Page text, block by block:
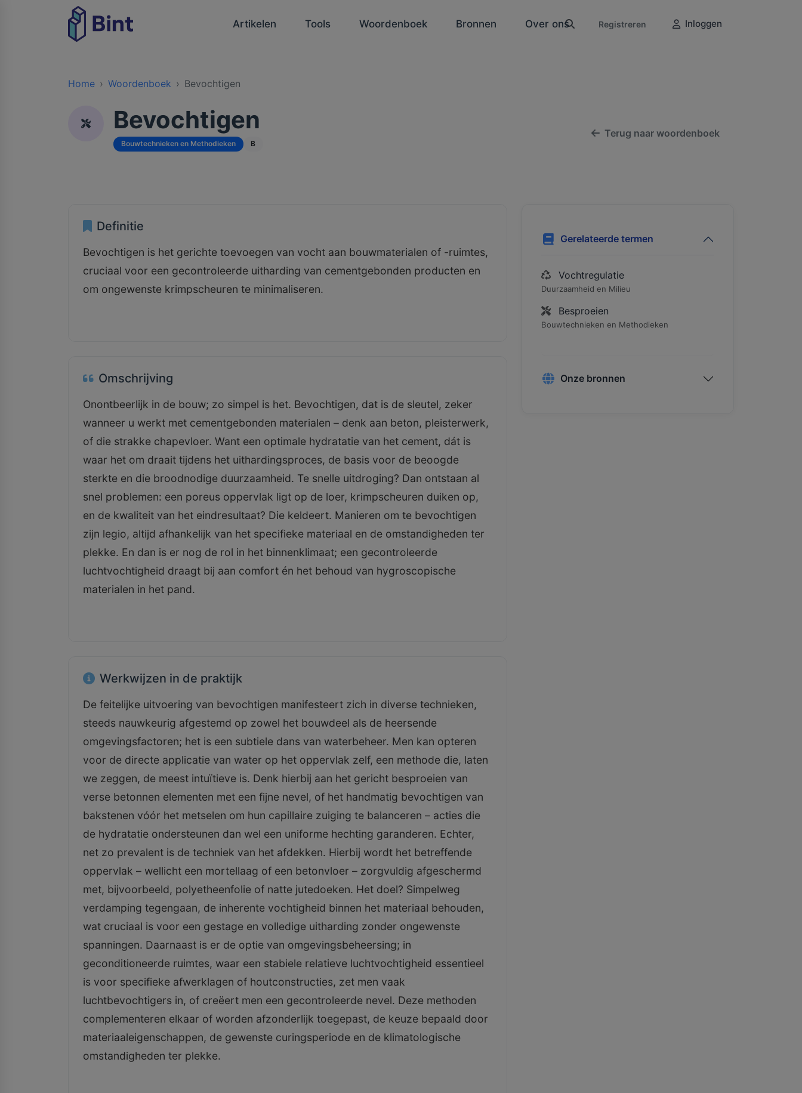
Artikelen Tools Woordenboek Bronnen Over ons Registreren Inloggen
Home Woordenboek Bevochtigen
Bevochtigen
Bouwtechnieken en Methodieken B
Terug naar woordenboek
Definitie
Bevochtigen is het gerichte toevoegen van vocht aan bouwmaterialen of -ruimtes,
cruciaal voor een gecontroleerde uitharding van cementgebonden producten en
om ongewenste krimpscheuren te minimaliseren.
Omschrijving
Onontbeerlijk in de bouw; zo simpel is het. Bevochtigen, dat is de sleutel, zeker
wanneer u werkt met cementgebonden materialen – denk aan beton, pleisterwerk,
of die strakke chapevloer. Want een optimale hydratatie van het cement, dát is
waar het om draait tijdens het uithardingsproces, de basis voor de beoogde
sterkte en die broodnodige duurzaamheid. Te snelle uitdroging? Dan ontstaan al
snel problemen: een poreus oppervlak ligt op de loer, krimpscheuren duiken op,
en de kwaliteit van het eindresultaat? Die keldeert. Manieren om te bevochtigen
zijn legio, altijd afhankelijk van het specifieke materiaal en de omstandigheden ter
plekke. En dan is er nog de rol in het binnenklimaat; een gecontroleerde
luchtvochtigheid draagt bij aan comfort én het behoud van hygroscopische
materialen in het pand.
Werkwijzen in de praktijk
De feitelijke uitvoering van bevochtigen manifesteert zich in diverse technieken,
steeds nauwkeurig afgestemd op zowel het bouwdeel als de heersende
omgevingsfactoren; het is een subtiele dans van waterbeheer. Men kan opteren
voor de directe applicatie van water op het oppervlak zelf, een methode die, laten
we zeggen, de meest intuïtieve is. Denk hierbij aan het gericht besproeien van
verse betonnen elementen met een fijne nevel, of het handmatig bevochtigen van
bakstenen vóór het metselen om hun capillaire zuiging te balanceren – acties die
de hydratatie ondersteunen dan wel een uniforme hechting garanderen. Echter,
net zo prevalent is de techniek van het afdekken. Hierbij wordt het betreffende
oppervlak – wellicht een mortellaag of een betonvloer – zorgvuldig afgeschermd
met, bijvoorbeeld, polyetheenfolie of natte jutedoeken. Het doel? Simpelweg
verdamping tegengaan, de inherente vochtigheid binnen het materiaal behouden,
wat cruciaal is voor een gestage en volledige uitharding zonder ongewenste
spanningen. Daarnaast is er de optie van omgevingsbeheersing; in
geconditioneerde ruimtes, waar een stabiele relatieve luchtvochtigheid essentieel
is voor specifieke afwerklagen of houtconstructies, zet men vaak
luchtbevochtigers in, of creëert men een gecontroleerde nevel. Deze methoden
complementeren elkaar of worden afzonderlijk toegepast, de keuze bepaald door
materiaaleigenschappen, de gewenste curingsperiode en de klimatologische
omstandigheden ter plekke.
Gerelateerde termen
Vochtregulatie
Duurzaamheid en Milieu
Besproeien
Bouwtechnieken en Methodieken
Onze bronnen